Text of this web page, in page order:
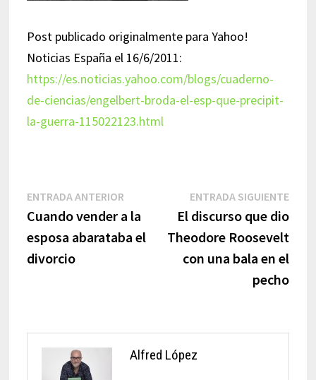
Post publicado originalmente para Yahoo!
Noticias España el 16/6/2011:
https://es.noticias.yahoo.com/blogs/cuaderno-
de-ciencias/engelbert-broda-el-esp-que-precipit-
la-guerra-115022123.html
Navegación
de
entradas
ENTRADA ANTERIOREntrada
anterior:
Cuando vender a la
esposa abarataba el
divorcio
ENTRADA SIGUIENTE
El discurso que dio
Theodore Roosevelt
con una bala en el
pecho
Alfred López